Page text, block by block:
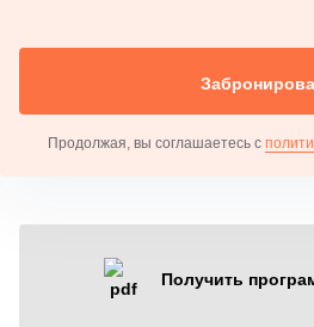
Продолжая, вы соглашаетесь с
Получить